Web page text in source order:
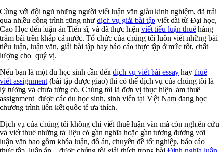
Cùng với đội ngũ những người viết luận văn giàu kinh nghiệm, đã trải
qua nhiều công trình cũng như dịch vụ giải bài tập viết dài từ Đại học,
Cao Học đến luận án Tiến sĩ, và đã thực hiện viết tiểu luận thuê hàng
trăm bài trên khắp cả nước. Tổ chức của chúng tôi luôn viết những bài
tiểu luận, luận văn, giải bài tập hay báo cáo thực tập ở mức tốt, chất
lượng cho quý vị.
Nếu bạn là một du học sinh cần đến dịch vụ viết bài essay hay thuê
viết assignment (bài tập được giao) thì có thể dịch vụ của chúng tôi là
lý tưởng và chưa từng có. Chúng tôi là đơn vị thực hiện làm thuê
assignment được các du học sinh, sinh viên tại Việt Nam đang học
chương trình liên kết quốc tế ưa thích.
Dịch vụ của chúng tôi không chỉ viết thuê luận văn mà còn nghiên cứu
và viết thuê những tài liệu có gần nghĩa hoặc gần tương đương với
luận văn bao gồm khóa luận, đồ án, chuyên đề tốt nghiệp, báo cáo
thực tập, luận án... được chúng tôi giải thích trong bài Định nghĩa luận